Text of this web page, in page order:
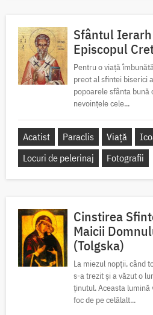
Sfântul
Episcopul
Pentru o viață
preot al sfintei biserici
popoarele sfânta
nevoințele cele...
Acatist Paraclis Viață
Locuri de pelerinaj
Fotografii
Cinstirea
Maicii
(Tolgska)
La miezul nopții, când
s-a trezit și a văzut o
ținutul. Aceasta lumină
foc de pe celălalt...